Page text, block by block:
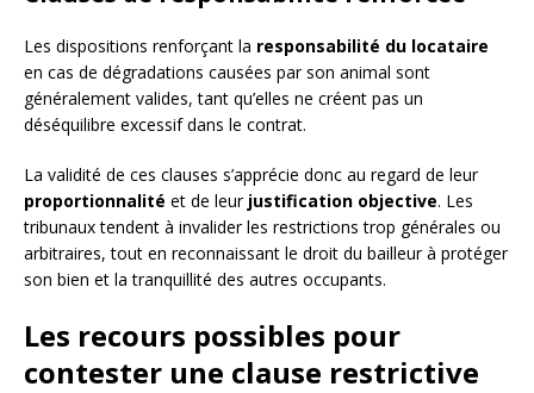
Les dispositions renforçant la responsabilité du locataire
en cas de dégradations causées par son animal sont
généralement valides, tant qu’elles ne créent pas un
déséquilibre excessif dans le contrat.
La validité de ces clauses s’apprécie donc au regard de leur
proportionnalité et de leur justification objective. Les
tribunaux tendent à invalider les restrictions trop générales ou
arbitraires, tout en reconnaissant le droit du bailleur à protéger
son bien et la tranquillité des autres occupants.
Les recours possibles pour
contester une clause restrictive